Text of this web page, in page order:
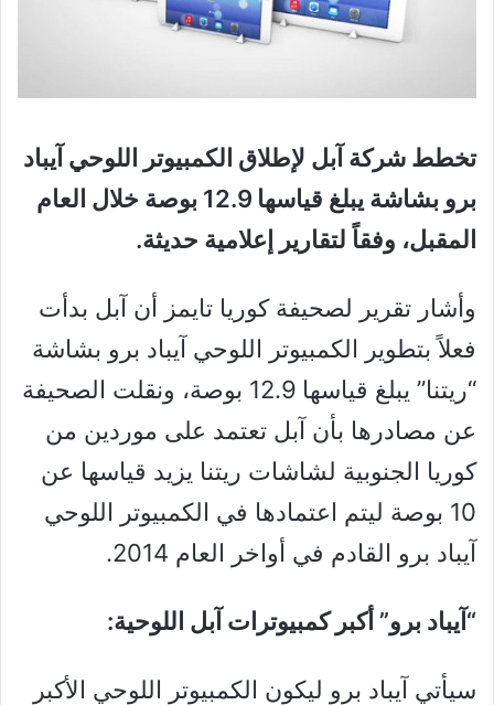
تخطط شركة آبل لإطلاق الكمبيوتر اللوحي آيباد
برو بشاشة يبلغ قياسها 12.9 بوصة خلال العام
المقبل، وفقاً لتقارير إعلامية حديثة.
وأشار تقرير لصحيفة كوريا تايمز أن آبل بدأت
فعلاً بتطوير الكمبيوتر اللوحي آيباد برو بشاشة
“ريتنا” يبلغ قياسها 12.9 بوصة، ونقلت الصحيفة
عن مصادرها بأن آبل تعتمد على موردين من
كوريا الجنوبية لشاشات ريتنا يزيد قياسها عن
10 بوصة ليتم اعتمادها في الكمبيوتر اللوحي
آيباد برو القادم في أواخر العام 2014.
“آيباد برو” أكبر كمبيوترات آبل اللوحية:
سيأتي آيباد برو ليكون الكمبيوتر اللوحي الأكبر